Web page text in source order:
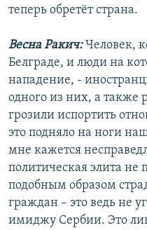
теперь обретёт страна.
Весна Ракич:Человек,
Белграде, и люди на
нападение, -
одного из них, а
грозили испортить
это подняло на ноги
мне кажется
политическая элита не
подобным образом
граждан – это ведь не
имиджу Сербии. Это